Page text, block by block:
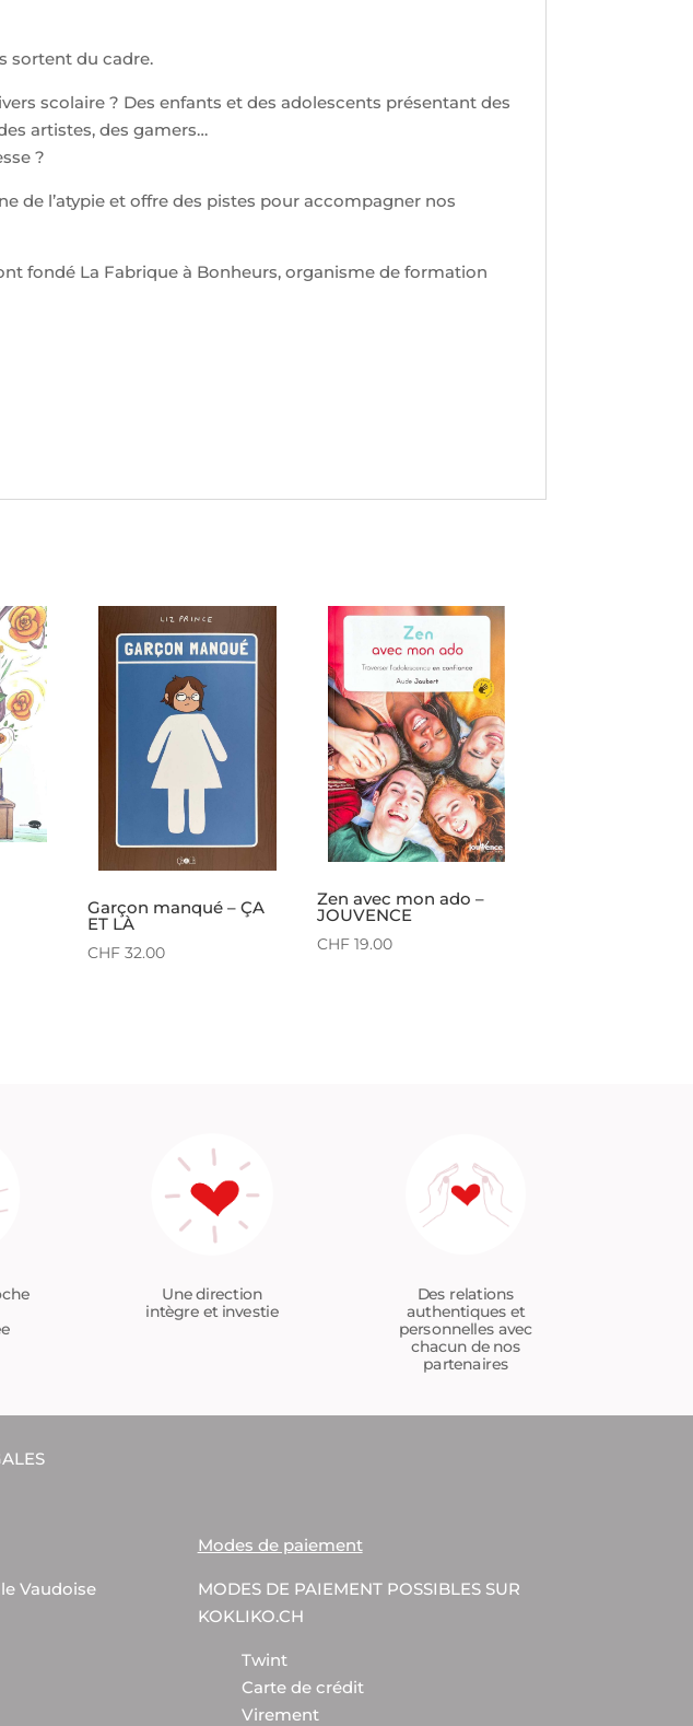
sortent du cadre.
scolaire ? Des enfants et des adolescents présentant des
artistes, des gamers…
?
de l’atypie et offre des pistes pour accompagner nos
fondé La Fabrique à Bonheurs, organisme de formation
Garçon manqué – ÇA
ET LÀ
CHF 32.00
Zen avec mon ado –
JOUVENCE
CHF19.00
Une direction
intègre et investie
Des relations
authentiques et
personnelles avec
chacun de nos
partenaires
Vaudoise
Modes de paiement
MODES DE PAIEMENT POSSIBLES SUR
KOKLIKO.CH
Twint
Carte de crédit
Virement